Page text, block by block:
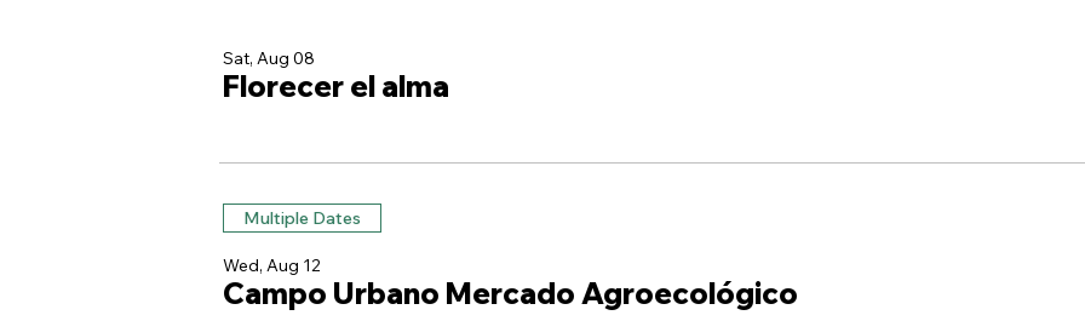
Sat, Aug 08
Florecer el alma
Multiple Dates
Wed, Aug 12
Campo Urbano Mercado Agroecológico